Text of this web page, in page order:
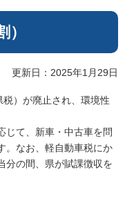
更新日：2025年1月29日
）が廃止され、環境性
じて、新車・中古車を問
。なお、軽自動車税にか
分の間、県が賦課徴収を